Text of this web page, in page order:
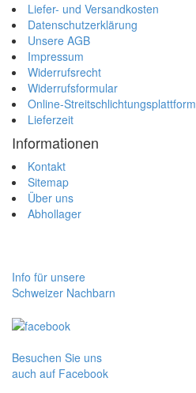
Liefer- und Versandkosten
Datenschutzerklärung
Unsere AGB
Impressum
Widerrufsrecht
Widerrufsformular
Online-Streitschlichtungsplattform
Lieferzeit
Informationen
Kontakt
Sitemap
Über uns
Abhollager
Info für unsere
Schweizer Nachbarn
Besuchen Sie uns
auch auf Facebook